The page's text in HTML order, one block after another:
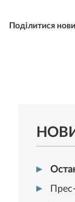
Поділитися